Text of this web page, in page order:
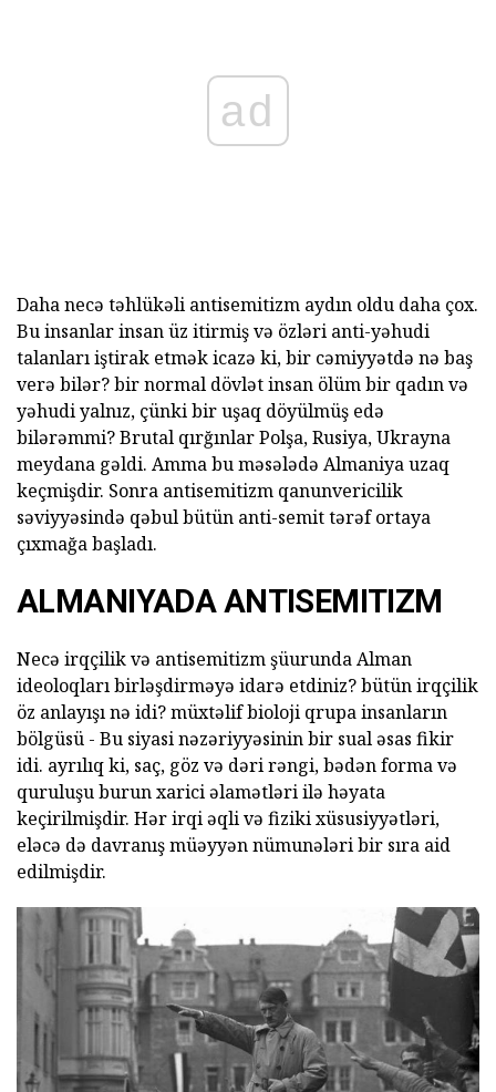
ad
Daha necə təhlükəli antisemitizm aydın oldu daha çox.
Bu insanlar insan üz itirmiş və özləri anti-yəhudi
talanları iştirak etmək icazə ki, bir cəmiyyətdə nə baş
verə bilər? bir normal dövlət insan ölüm bir qadın və
yəhudi yalnız, çünki bir uşaq döyülmüş edə
bilərəmmi? Brutal qırğınlar Polşa, Rusiya, Ukrayna
meydana gəldi. Amma bu məsələdə Almaniya uzaq
keçmişdir. Sonra antisemitizm qanunvericilik
səviyyəsində qəbul bütün anti-semit tərəf ortaya
çıxmağa başladı.
ALMANIYADA ANTISEMITIZM
Necə irqçilik və antisemitizm şüurunda Alman
ideoloqları birləşdirməyə idarə etdiniz? bütün irqçilik
öz anlayışı nə idi? müxtəlif bioloji qrupa insanların
bölgüsü - Bu siyasi nəzəriyyəsinin bir sual əsas fikir
idi. ayrılıq ki, saç, göz və dəri rəngi, bədən forma və
quruluşu burun xarici əlamətləri ilə həyata
keçirilmişdir. Hər irqi əqli və fiziki xüsusiyyətləri,
eləcə də davranış müəyyən nümunələri bir sıra aid
edilmişdir.